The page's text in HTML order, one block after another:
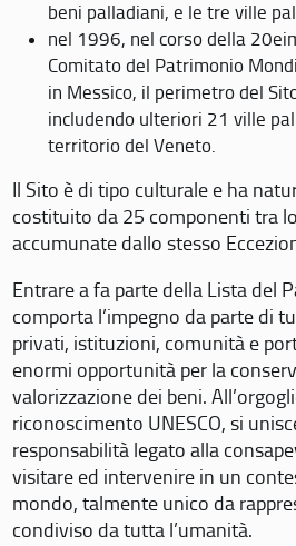
beni palladiani, e le tre ville
nel 1996, nel corso della
Comitato del Patrimonio
in Messico, il perimetro del
includendo ulteriori 21 ville
territorio del Veneto.
Il Sito è di tipo culturale e ha
costituito da 25 componenti tra
accumunate dallo stesso
Entrare a fa parte della Lista del
comporta l’impegno da parte di
privati, istituzioni, comunità e
enormi opportunità per la
valorizzazione dei beni.
riconoscimento UNESCO, si
responsabilità legato alla
visitare ed intervenire in un
mondo, talmente unico da
condiviso da tutta l’umanità.